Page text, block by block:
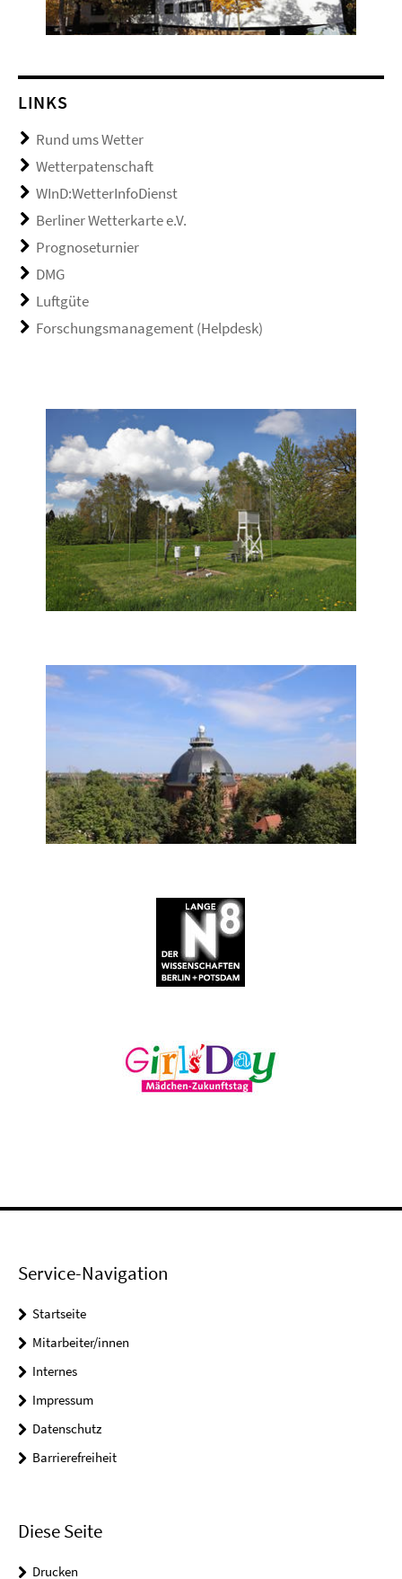
LINKS
Rund ums Wetter
Wetterpatenschaft
WInD:WetterInfoDienst
Berliner Wetterkarte e.V.
Prognoseturnier
DMG
Luftgüte
Forschungsmanagement (Helpdesk)
Service-Navigation
Startseite
Mitarbeiter/innen
Internes
Impressum
Datenschutz
Barrierefreiheit
Diese Seite
Drucken